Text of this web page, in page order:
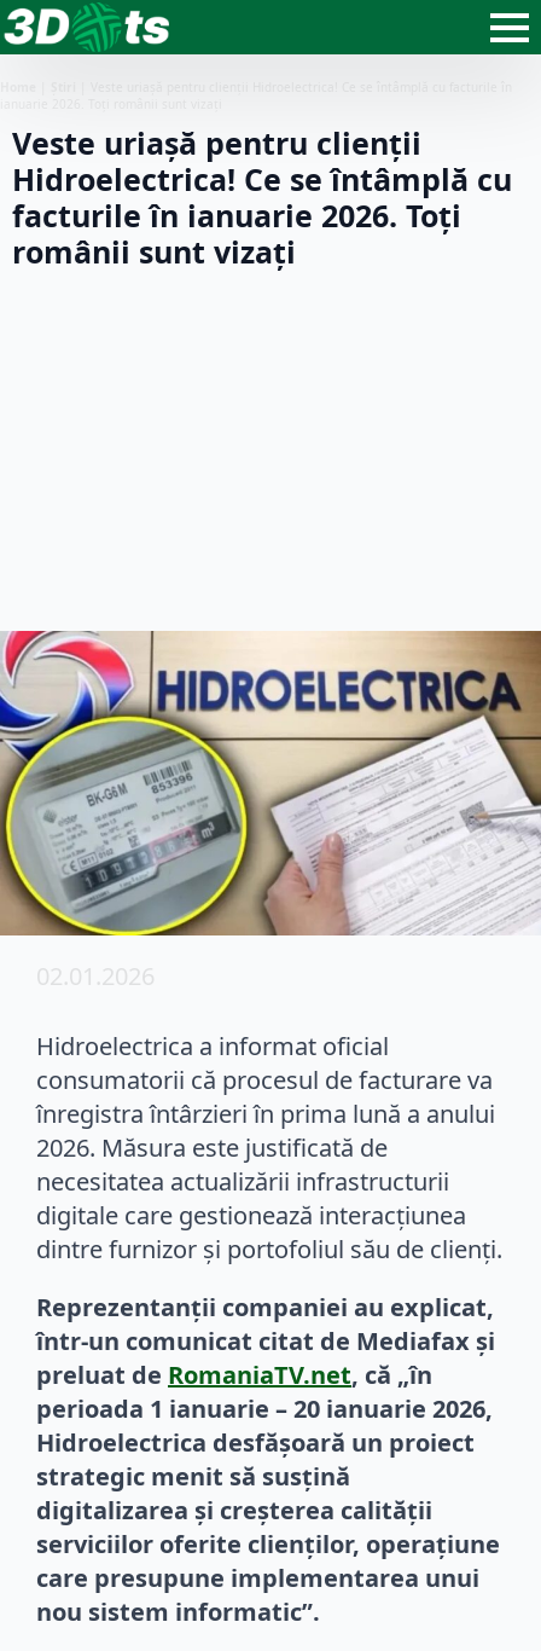
Veste uriașă pentru clienții
Hidroelectrica! Ce se întâmplă cu
facturile în ianuarie 2026. Toți
românii sunt vizați
02.01.2026
Hidroelectrica a informat oficial
consumatorii că procesul de facturare va
înregistra întârzieri în prima lună a anului
2026. Măsura este justificată de
necesitatea actualizării infrastructurii
digitale care gestionează interacțiunea
dintre furnizor și portofoliul său de clienți.
Reprezentanții companiei au explicat,
într-un comunicat citat de Mediafax și
preluat de RomaniaTV.net, că „în
perioada 1 ianuarie – 20 ianuarie 2026,
Hidroelectrica desfășoară un proiect
strategic menit să susțină
digitalizarea și creșterea calității
serviciilor oferite clienților, operațiune
care presupune implementarea unui
nou sistem informatic”.